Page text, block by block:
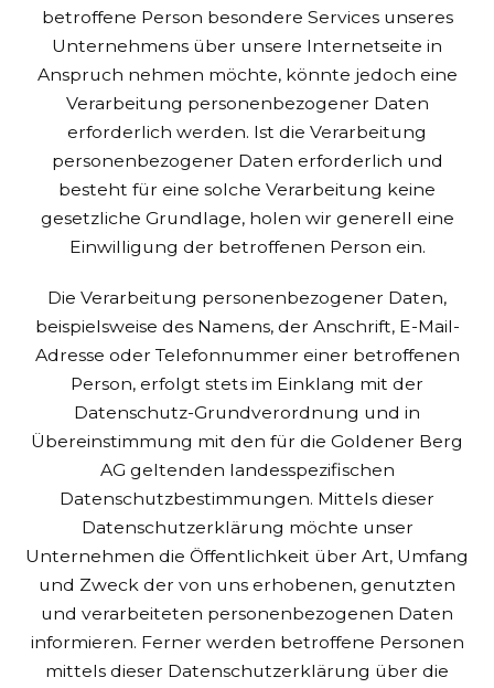
betroffene Person besondere Services unseres
Unternehmens über unsere Internetseite in
Anspruch nehmen möchte, könnte jedoch eine
Verarbeitung personenbezogener Daten
erforderlich werden. Ist die Verarbeitung
personenbezogener Daten erforderlich und
besteht für eine solche Verarbeitung keine
gesetzliche Grundlage, holen wir generell eine
Einwilligung der betroffenen Person ein.
Die Verarbeitung personenbezogener Daten,
beispielsweise des Namens, der Anschrift, E-Mail-
Adresse oder Telefonnummer einer betroffenen
Person, erfolgt stets im Einklang mit der
Datenschutz-Grundverordnung und in
Übereinstimmung mit den für die Goldener Berg
AG geltenden landesspezifischen
Datenschutzbestimmungen. Mittels dieser
Datenschutzerklärung möchte unser
Unternehmen die Öffentlichkeit über Art, Umfang
und Zweck der von uns erhobenen, genutzten
und verarbeiteten personenbezogenen Daten
informieren. Ferner werden betroffene Personen
mittels dieser Datenschutzerklärung über die